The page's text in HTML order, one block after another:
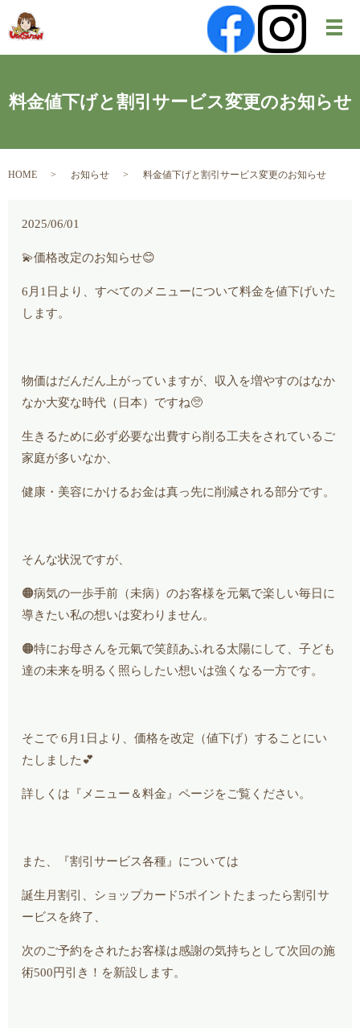
メ
料金値下げと割引サービス変更のお知らせ
HOME お知らせ 料金値下げと割引サービス変更のお知らせ
2025/06/01
💫価格改定のお知らせ😊
6月1日より、すべてのメニューについて料金を値下げいた
します。
物価はだんだん上がっていますが、収入を増やすのはなか
なか大変な時代（日本）ですね🥺
生きるために必ず必要な出費すら削る工夫をされているご
家庭が多いなか、
健康・美容にかけるお金は真っ先に削減される部分です。
そんな状況ですが、
🟠病気の一歩手前（未病）のお客様を元氣で楽しい毎日に
導きたい私の想いは変わりません。
🟠特にお母さんを元氣で笑顔あふれる太陽にして、子ども
達の未来を明るく照らしたい想いは強くなる一方です。
そこで 6月1日より、価格を改定（値下げ）することにい
たしました💕
詳しくは『メニュー＆料金』ページをご覧ください。
また、『割引サービス各種』については
誕生月割引、ショップカード5ポイントたまったら割引サ
ービスを終了、
次のご予約をされたお客様は感謝の気持ちとして次回の施
術500円引き！を新設します。